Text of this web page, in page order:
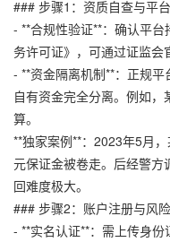
### 步骤1：资质自查与平
- **合规性验证**：确认平
务许可证》，可通过证监会
- **资金隔离机制**：正规平
自有资金完全分离。例如
算。
**独家案例**：2023年5月
元保证金被卷走。后经警方
回难度极大。
### 步骤2：账户注册与风
- **实名认证**：需上传身